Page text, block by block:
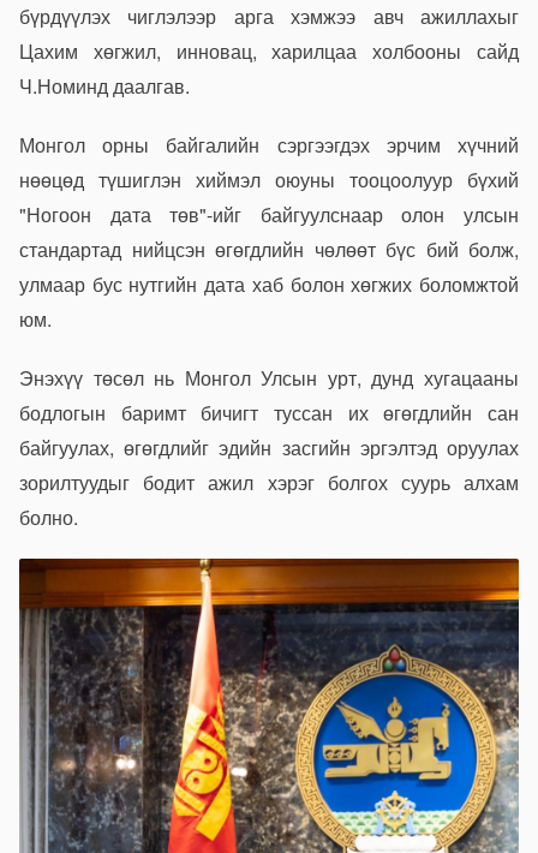
бүрдүүлэх чиглэлээр арга хэмжээ авч ажиллахыг
Цахим хөгжил, инновац, харилцаа холбооны сайд
Ч.Номинд даалгав.
Монгол орны байгалийн сэргээгдэх эрчим хүчний
нөөцөд түшиглэн хиймэл оюуны тооцоолуур бүхий
"Ногоон дата төв"-ийг байгуулснаар олон улсын
стандартад нийцсэн өгөгдлийн чөлөөт бүс бий болж,
улмаар бус нутгийн дата хаб болон хөгжих боломжтой
юм.
Энэхүү төсөл нь Монгол Улсын урт, дунд хугацааны
бодлогын баримт бичигт туссан их өгөгдлийн сан
байгуулах, өгөгдлийг эдийн засгийн эргэлтэд оруулах
зорилтуудыг бодит ажил хэрэг болгох суурь алхам
болно.